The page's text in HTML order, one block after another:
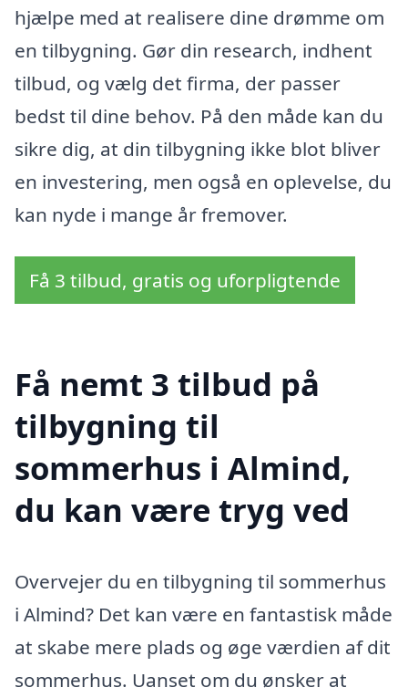
hjælpe med at realisere dine drømme om
en tilbygning. Gør din research, indhent
tilbud, og vælg det firma, der passer
bedst til dine behov. På den måde kan du
sikre dig, at din tilbygning ikke blot bliver
en investering, men også en oplevelse, du
kan nyde i mange år fremover.
Få 3 tilbud, gratis og uforpligtende
Få nemt 3 tilbud på
tilbygning til
sommerhus i Almind,
du kan være tryg ved
Overvejer du en tilbygning til sommerhus
i Almind? Det kan være en fantastisk måde
at skabe mere plads og øge værdien af dit
sommerhus. Uanset om du ønsker at